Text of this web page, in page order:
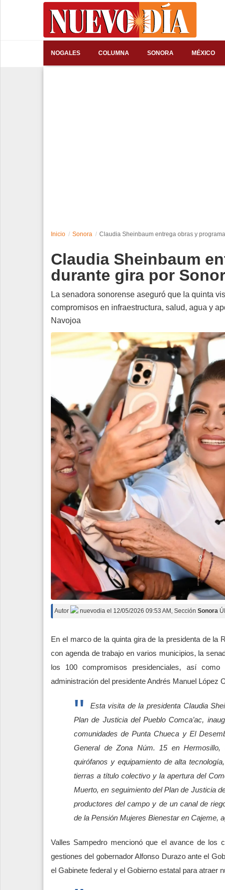
NOGALES COLUMNA SONORA MÉXICO
Edición Impresa
Inicio Sonora Claudia Sheinbaum entrega obras y
Claudia Sheinbaum
durante gira por
La senadora sonorense aseguró que la quinta
compromisos en infraestructura, salud, agua y
Navojoa
Autor nuevodia el 12/05/2026 09:53 AM , Sección Sonora
En el marco de la quinta gira de la presidenta de la
con agenda de trabajo en varios municipios, la
los 100 compromisos presidenciales, así
administración del presidente Andrés Manuel López
Esta visita de la presidenta Claudia
Plan de Justicia del Pueblo Comca’ac,
comunidades de Punta Chueca y El
General de Zona Núm. 15 en
quirófanos y equipamiento de alta
tierras a título colectivo y la apertura del
Muerto, en seguimiento del Plan de Justicia
productores del campo y de un canal de
de la Pensión Mujeres Bienestar en Cajeme,
Valles Sampedro mencionó que el avance de los
gestiones del gobernador Alfonso Durazo ante el
el Gabinete federal y el Gobierno estatal para